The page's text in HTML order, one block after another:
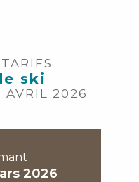
ski
AVRIL 2026
2026